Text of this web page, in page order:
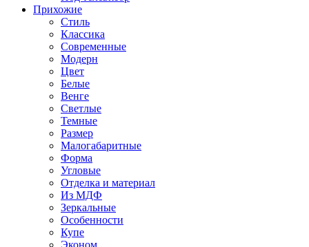
Прихожие
Стиль
Классика
Современные
Модерн
Цвет
Белые
Венге
Светлые
Темные
Размер
Малогабаритные
Форма
Угловые
Отделка и материал
Из МДФ
Зеркальные
Особенности
Купе
Эконом